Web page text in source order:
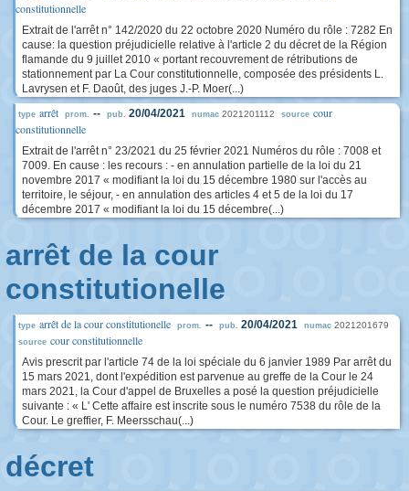
constitutionnelle
Extrait de l'arrêt n° 142/2020 du 22 octobre 2020 Numéro du rôle : 7282 En
cause: la question préjudicielle relative à l'article 2 du décret de la Région
flamande du 9 juillet 2010 « portant recouvrement de rétributions de
stationnement par La Cour constitutionnelle, composée des présidents L.
Lavrysen et F. Daoût, des juges J.-P. Moer(...)
type arrêt prom. -- pub. 20/04/2021 numac 2021201112 source cour
constitutionnelle
Extrait de l'arrêt n° 23/2021 du 25 février 2021 Numéros du rôle : 7008 et
7009. En cause : les recours : - en annulation partielle de la loi du 21
novembre 2017 « modifiant la loi du 15 décembre 1980 sur l'accès au
territoire, le séjour, - en annulation des articles 4 et 5 de la loi du 17
décembre 2017 « modifiant la loi du 15 décembre(...)
arrêt de la cour
constitutionelle
type arrêt de la cour constitutionelle prom. -- pub. 20/04/2021 numac 2021201679
source cour constitutionnelle
Avis prescrit par l'article 74 de la loi spéciale du 6 janvier 1989 Par arrêt du
15 mars 2021, dont l'expédition est parvenue au greffe de la Cour le 24
mars 2021, la Cour d'appel de Bruxelles a posé la question préjudicielle
suivante : « L' Cette affaire est inscrite sous le numéro 7538 du rôle de la
Cour. Le greffier, F. Meersschau(...)
décret